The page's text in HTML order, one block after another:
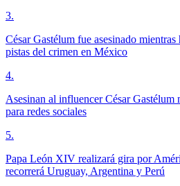
3.
César Gastélum fue asesinado
pistas del crimen en México
4.
Asesinan al influencer César Gastélum
para redes sociales
5.
Papa León XIV realizará gira por
recorrerá Uruguay, Argentina y Perú